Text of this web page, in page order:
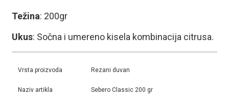
Težina: 200gr
Ukus: Sočna i umereno kisela kombinacija citrusa.
Vrsta proizvoda Rezani duvan
Naziv artikla Sebero Classic 200 gr